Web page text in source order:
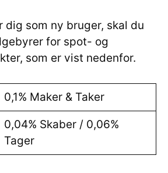
dig som ny bruger, skal du
for spot- og
som er vist nedenfor.
0,1% Maker & Taker
0,04% Skaber / 0,06%
Tager